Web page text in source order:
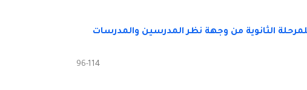
الثانوية من وجهة نظر المدرسين والمدرسات
96-114